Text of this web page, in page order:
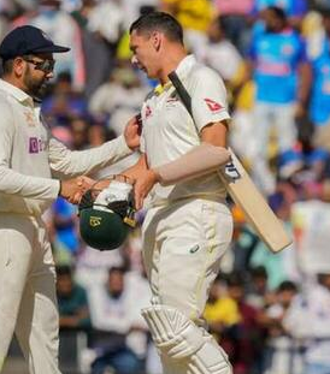
வென்ற
4 போட்டிகள்
பேட்டிங்
இந்திய அணி
மைதானத்தில்